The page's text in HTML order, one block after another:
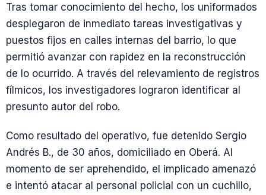
Tras tomar conocimiento del hecho, los uniformados
desplegaron de inmediato tareas investigativas y
puestos fijos en calles internas del barrio, lo que
permitió avanzar con rapidez en la reconstrucción
de lo ocurrido. A través del relevamiento de registros
fílmicos, los investigadores lograron identificar al
presunto autor del robo.
Como resultado del operativo, fue detenido Sergio
Andrés B., de 30 años, domiciliado en Oberá. Al
momento de ser aprehendido, el implicado amenazó
e intentó atacar al personal policial con un cuchillo,